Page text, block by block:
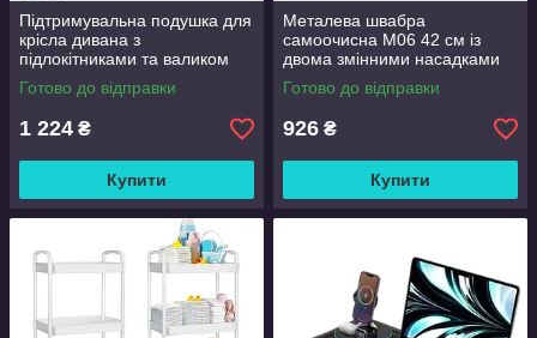
Підтримувальна подушка для
крісла дивана з
підлокітниками та валиком
Good Lucky
Готово до відправки
1 224 ₴
Купити
Металева швабра
самоочисна M06 42 см із
двома змінними насадками
Готово до відправки
926 ₴
Купити